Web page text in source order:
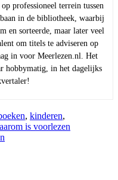
professioneel terrein tussen
in de bibliotheek, waarbij
en sorteerde, maar later veel
om titels te adviseren op
in voor Meerlezen.nl. Het
hobbymatig, in het dagelijks
, kinderen,
is voorlezen